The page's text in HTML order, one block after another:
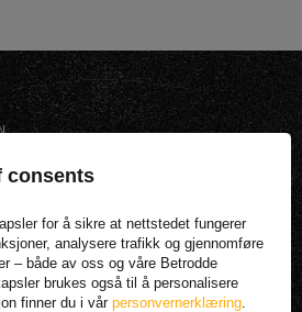
ET PRODUKT
consents
for å sikre at nettstedet fungerer
analysere trafikk og gjennomføre
– både av oss og våre Betrodde
brukes også til å personalisere
finner du i vår personvernerklæring